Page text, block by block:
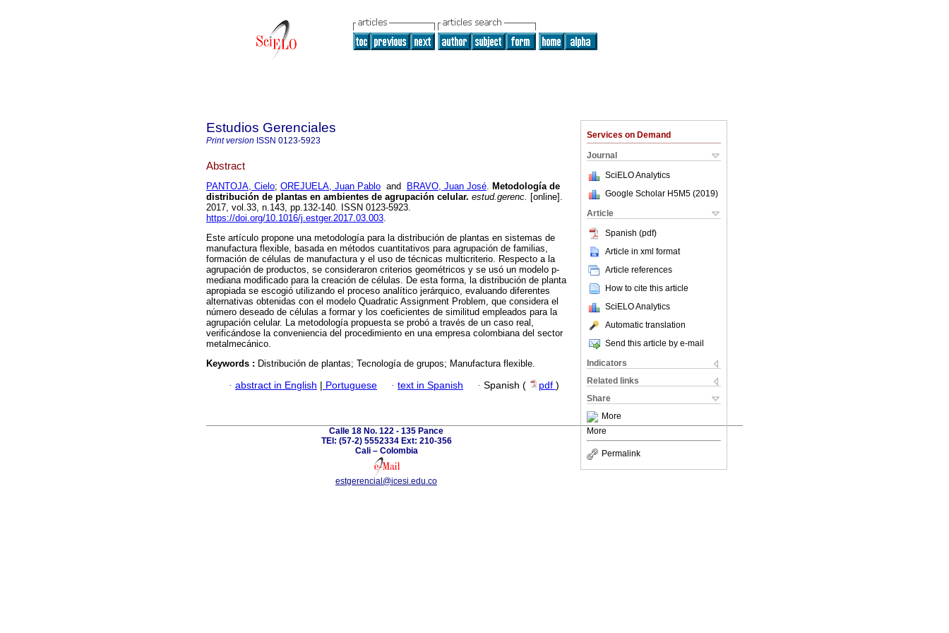
Services on Demand
Journal
SciELO Analytics
Google Scholar H5M5 (2019)
Article
Spanish (pdf)
Article in xml format
Article references
How to cite this article
SciELO Analytics
Automatic translation
Send this article by e-mail
Indicators
Related links
Share
More
More
Permalink
Estudios Gerenciales
Print version ISSN 0123-5923
Abstract
PANTOJA, Cielo; OREJUELA, Juan Pablo and BRAVO, Juan José. Metodología de
distribución de plantas en ambientes de agrupación celular. estud.gerenc. [online].
2017, vol.33, n.143, pp.132-140. ISSN 0123-5923.
https://doi.org/10.1016/j.estger.2017.03.003.
Este artículo propone una metodología para la distribución de plantas en sistemas de
manufactura flexible, basada en métodos cuantitativos para agrupación de familias,
formación de células de manufactura y el uso de técnicas multicriterio. Respecto a la
agrupación de productos, se consideraron criterios geométricos y se usó un modelo p-
mediana modificado para la creación de células. De esta forma, la distribución de planta
apropiada se escogió utilizando el proceso analítico jerárquico, evaluando diferentes
alternativas obtenidas con el modelo Quadratic Assignment Problem, que considera el
número deseado de células a formar y los coeficientes de similitud empleados para la
agrupación celular. La metodología propuesta se probó a través de un caso real,
verificándose la conveniencia del procedimiento en una empresa colombiana del sector
metalmecánico.
Keywords : Distribución de plantas; Tecnología de grupos; Manufactura flexible.
· abstract in English | Portuguese · text in Spanish · Spanish ( pdf )
Calle 18 No. 122 - 135 Pance
TEl: (57-2) 5552334 Ext: 210-356
Cali – Colombia
estgerencial@icesi.edu.co